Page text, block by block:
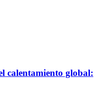
calentamiento global: